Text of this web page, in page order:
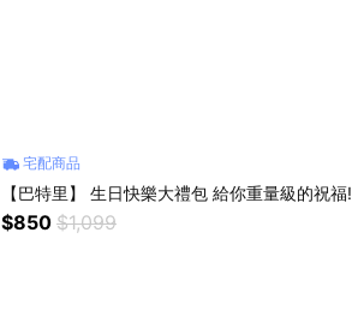
宅配商品
【巴特里】 生日快樂大禮包 給你重量級的祝福
$850 $1,099